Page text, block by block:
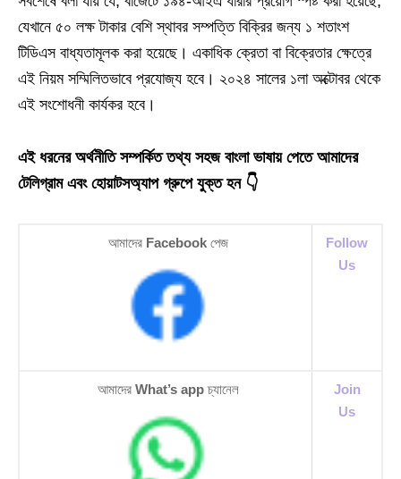
যেখানে ৫০ লক্ষ টাকার বেশি স্থাবর সম্পত্তি বিক্রির জন্য ১ শতাংশ
টিডিএস বাধ্যতামূলক করা হয়েছে। একাধিক ক্রেতা বা বিক্রেতার ক্ষেত্রে
এই নিয়ম সম্মিলিতভাবে প্রযোজ্য হবে। ২০২৪ সালের ১লা অক্টোবর থেকে
এই সংশোধনী কার্যকর হবে।
এই ধরনের অর্থনীতি সম্পর্কিত তথ্য সহজ বাংলা ভাষায় পেতে আমাদের
টেলিগ্রাম এবং হোয়াটসঅ্যাপ গ্রুপে যুক্ত হন 👇
আমাদের Facebook পেজ
Follow
Us
আমাদের What’s app চ্যানেল
Join
Us